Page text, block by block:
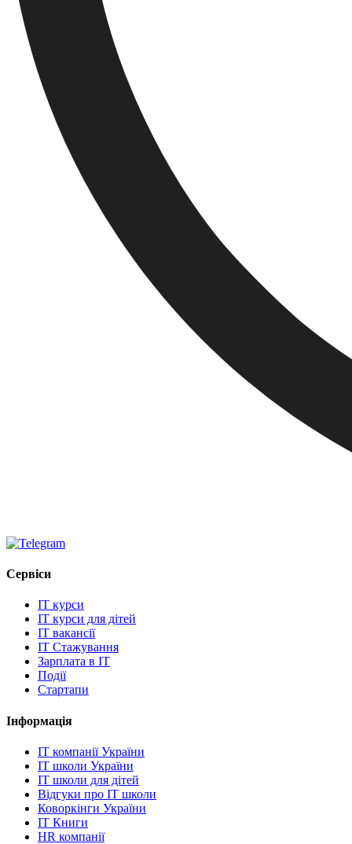
Сервіси
IT курси
IT курси для дітей
IT вакансії
IT Стажування
Зарплата в IT
Події
Стартапи
Інформація
IT компанії України
IT школи України
IT школи для дітей
Відгуки про IT школи
Коворкінги України
IT Книги
HR компанії